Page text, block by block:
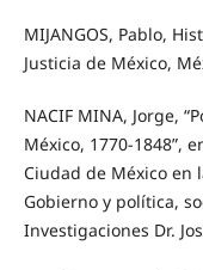
MIJANGOS, Pablo,
Justicia de México,
NACIF MINA, Jorge,
México, 1770-1848”,
Ciudad de México en
Gobierno y política,
Investigaciones Dr.